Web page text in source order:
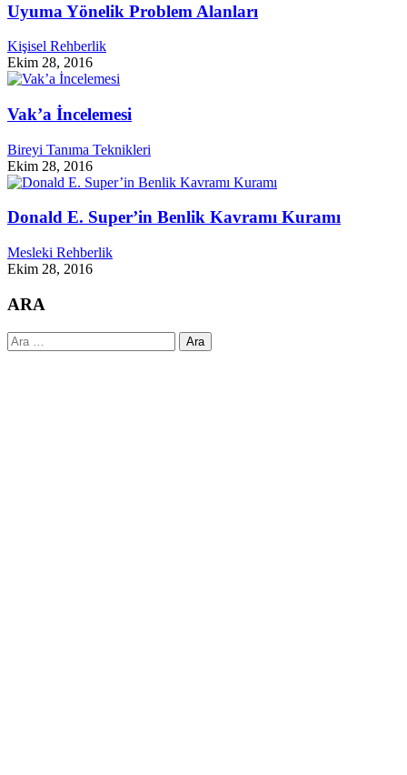
Uyuma Yönelik Problem Alanları
Kişisel Rehberlik
Ekim 28, 2016
Vak’a İncelemesi
Bireyi Tanıma Teknikleri
Ekim 28, 2016
Donald E. Super’in Benlik Kavramı Kuramı
Mesleki Rehberlik
Ekim 28, 2016
ARA
Arama: